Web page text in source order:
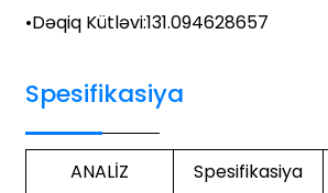
•Dəqiq Kütləvi:131.094628657
Spesifikasiya
ANALİZ Spesifikasiya